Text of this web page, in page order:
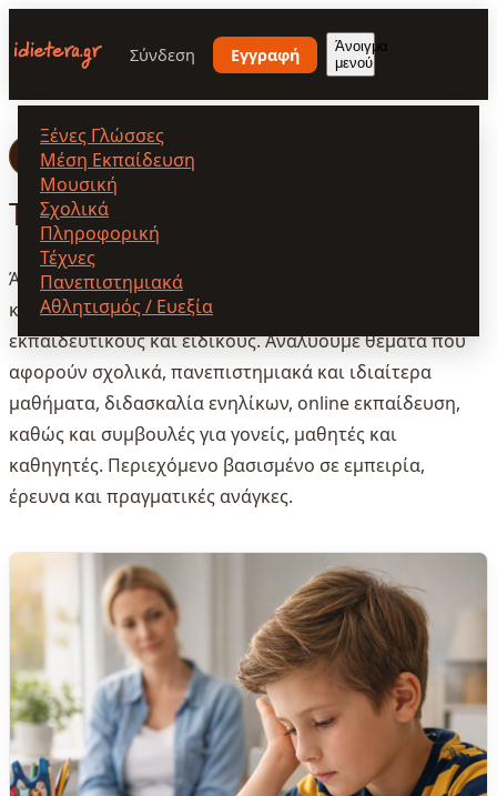
προς
κυρίως
Σύνδεση Εγγραφή
Άνοιγμα
μενού
Ξένες Γλώσσες
Μέση Εκπαίδευση
Μουσική
Σχολικά
Πληροφορική
Τέχνες
Πανεπιστημιακά
Αθλητισμός / Ευεξία
Αρχική / Άρθρα
Τελευταία άρθρα
Άρθρα για τη μάθηση, την εκπαιδευτική υποστήριξη
και την προσωπική εξέλιξη, γραμμένα από
εκπαιδευτικούς και ειδικούς. Αναλύουμε θέματα που
αφορούν σχολικά, πανεπιστημιακά και ιδιαίτερα
μαθήματα, διδασκαλία ενηλίκων, online εκπαίδευση,
καθώς και συμβουλές για γονείς, μαθητές και
καθηγητές. Περιεχόμενο βασισμένο σε εμπειρία,
έρευνα και πραγματικές ανάγκες.